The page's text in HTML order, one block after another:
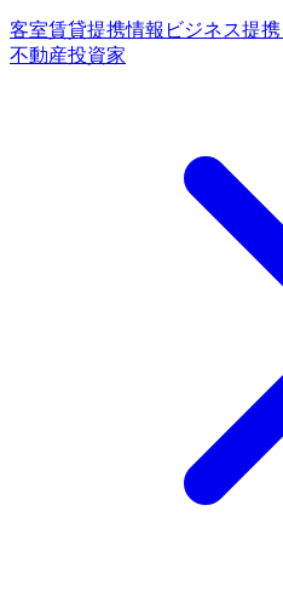
客室賃貸提携情報ビジネス提携
不動産投資家